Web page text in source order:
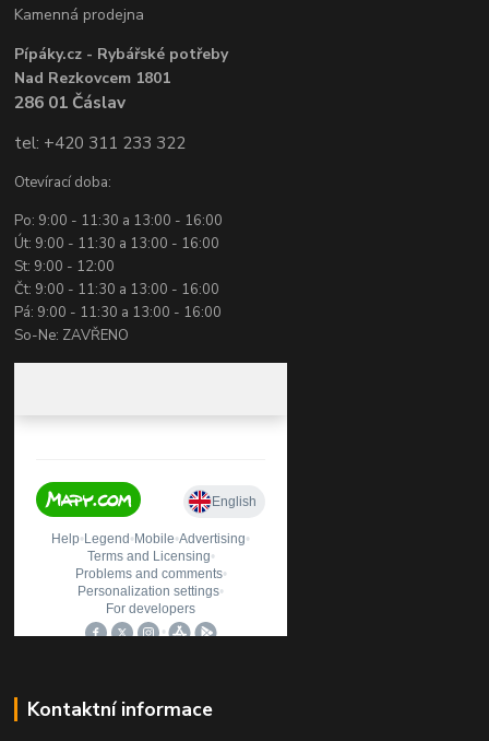
Kamenná prodejna
Pípáky.cz - Rybářské potřeby
Nad Rezkovcem 1801
286 01 Čáslav
tel: +420 311 233 322
Otevírací doba:
Po: 9:00 - 11:30 a 13:00 - 16:00
Út: 9:00 - 11:30 a 13:00 - 16:00
St: 9:00 - 12:00
Čt: 9:00 - 11:30 a 13:00 - 16:00
Pá: 9:00 - 11:30 a 13:00 - 16:00
So-Ne: ZAVŘENO
Kontaktní informace